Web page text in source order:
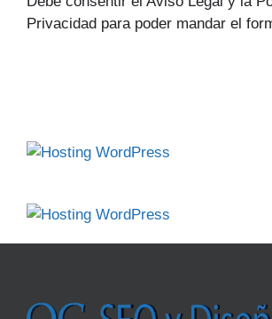
Privacidad para poder mandar el